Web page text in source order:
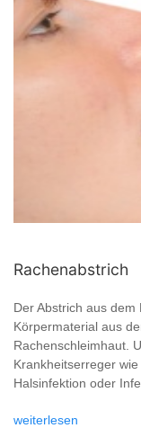
Rachenabstrich
Der Abstrich aus
Körpermaterial aus
Rachenschleimhaut.
Krankheitserreger
Halsinfektion oder
weiterlesen